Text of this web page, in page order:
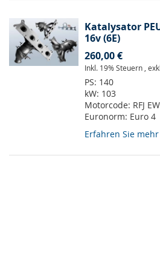
Katalysator
16v (6E)
260,00 €
Inkl. 19% Steuern ,
PS: 140
kW: 103
Motorcode: RFJ
Euronorm: Euro 4
Erfahren Sie mehr